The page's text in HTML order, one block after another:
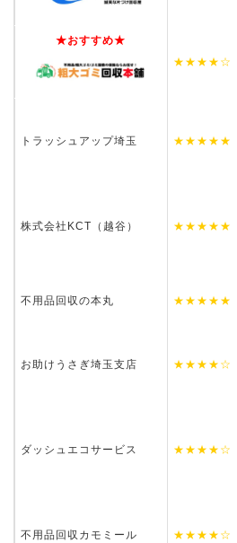
★おすすめ★
★★★★☆
トラッシュアップ埼玉 ★★★★★
株式会社KCT（越谷） ★★★★★
不用品回収の本丸 ★★★★★
お助けうさぎ埼玉支店 ★★★★☆
ダッシュエコサービス ★★★★☆
不用品回収カモミール ★★★★☆